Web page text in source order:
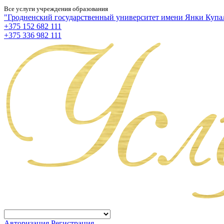
Все услуги учреждения образования
"Гродненский государственный университет имени Янки
+375 152 682 111
+375 336 982 111